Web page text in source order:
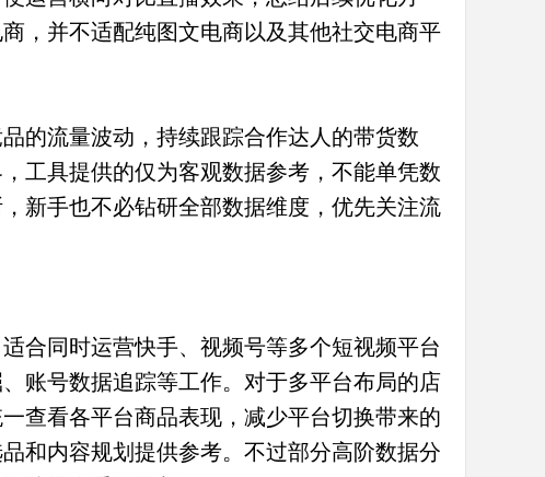
，并不适配纯图文电商以及其他社交电商平
的流量波动，持续跟踪合作达人的带货数
工具提供的仅为客观数据参考，不能单凭数
新手也不必钻研全部数据维度，优先关注流
合同时运营快手、视频号等多个短视频平台
账号数据追踪等工作。对于多平台布局的店
查看各平台商品表现，减少平台切换带来的
和内容规划提供参考。不过部分高阶数据分